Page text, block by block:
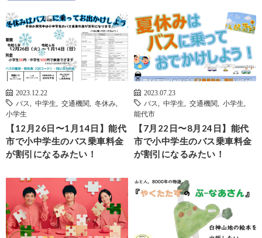
2023.12.22
バス
中学生 交通機関 冬休み
小学生
【12月26日〜1月14日】能代
市で小中学生のバス乗車料金
が割引になるみたい！
2023.07.23
バス
中学生 交通機関 小学生
能代市
【7月22日〜8月24日】能代
市で小中学生のバス乗車料金
が割引になるみたい！